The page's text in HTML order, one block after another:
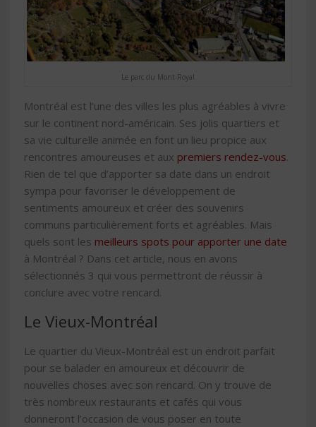
Le parc du Mont-Royal
Montréal est l’une des villes les plus agréables à vivre
sur le continent nord-américain. Ses jolis quartiers et
sa vie culturelle animée en font un lieu propice aux
rencontres amoureuses et aux premiers rendez-vous.
Rien de tel que d’apporter sa date dans un endroit
sympa pour favoriser le développement de
sentiments amoureux et créer des souvenirs
communs particulièrement forts et agréables. Mais
quels sont les meilleurs spots pour apporter une date
à Montréal ? Dans cet article, nous en avons
sélectionnés 3 qui vous permettront de réussir à
conclure avec votre rencard.
Le Vieux-Montréal
Le quartier du Vieux-Montréal est un endroit parfait
pour se balader en amoureux et découvrir de
nouvelles choses avec son rencard. On y trouve de
très nombreux restaurants et cafés qui vous
donneront l’occasion de vous poser en toute